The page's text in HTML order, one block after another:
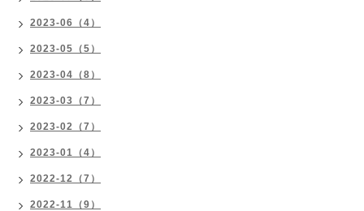
2023-06（4）
2023-05（5）
2023-04（8）
2023-03（7）
2023-02（7）
2023-01（4）
2022-12（7）
2022-11（9）